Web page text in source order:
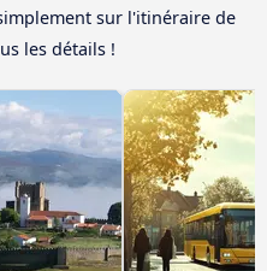
sur l'itinéraire de
les détails !